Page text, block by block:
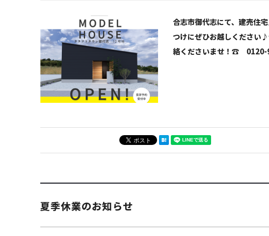
合志市御代志にて、建売住
つけにぜひお越しください
絡くださいませ！☎ 0120-
夏季休業のお知らせ